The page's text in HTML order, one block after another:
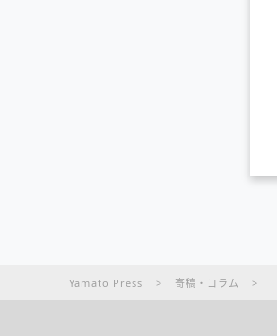
Yamato Press > 寄稿・コラム >